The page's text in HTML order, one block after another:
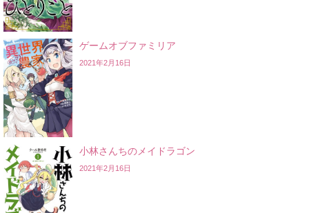
ゲームオブファミリア
2021年2月16日
小林さんちのメイドラゴン
2021年2月16日